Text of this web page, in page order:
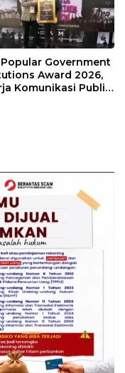
Government
Award 2026,
Komunikasi Publik